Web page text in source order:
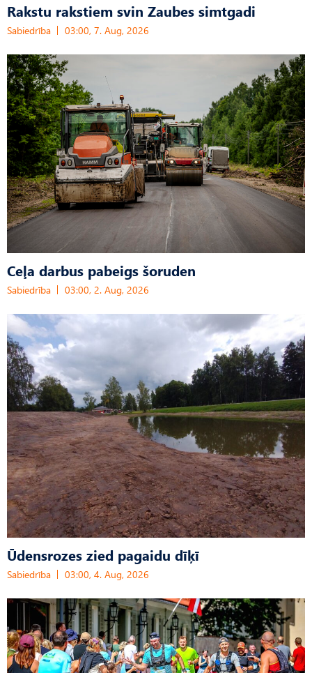
Rakstu rakstiem svin Zaubes simtgadi
Sabiedrība 03:00, 7. Aug, 2026
Ceļa darbus pabeigs šoruden
Sabiedrība 03:00, 2. Aug, 2026
Ūdensrozes zied pagaidu dīķī
Sabiedrība 03:00, 4. Aug, 2026